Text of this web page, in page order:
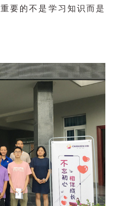
要的不是学习知识而是